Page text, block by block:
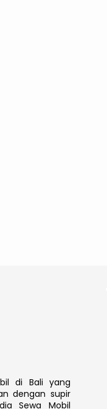
di Bali yang
dengan supir
Sewa Mobil